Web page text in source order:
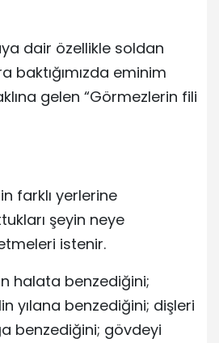
dair özellikle soldan
baktığımızda eminim
gelen “Görmezlerin fili
farklı yerlerine
şeyin neye
istenir.
halata benzediğini;
yılana benzediğini; dişleri
benzediğini; gövdeyi